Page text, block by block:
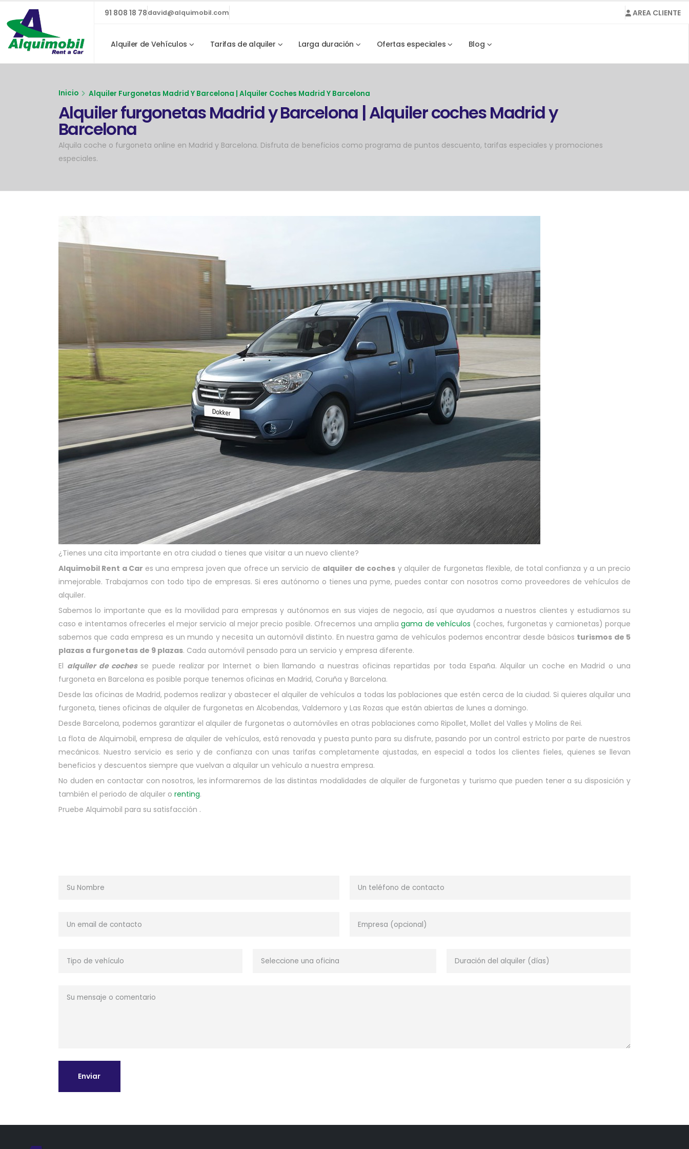
91 808 18 78david@alquimobil.com AREA CLIENTE
Alquiler de Vehículos Tarifas de alquiler Larga duración Ofertas especiales Blog
Inicio Alquiler Furgonetas Madrid Y Barcelona | Alquiler Coches Madrid Y Barcelona
Alquiler furgonetas Madrid y Barcelona | Alquiler coches Madrid y
Barcelona
Alquila coche o furgoneta online en Madrid y Barcelona. Disfruta de beneficios como programa de puntos descuento, tarifas especiales y promociones
especiales.
¿Tienes una cita importante en otra ciudad o tienes que visitar a un nuevo cliente?
Alquimobil Rent a Car es una empresa joven que ofrece un servicio de alquiler de coches y alquiler de furgonetas flexible, de total confianza y a un precio
inmejorable. Trabajamos con todo tipo de empresas. Si eres autónomo o tienes una pyme, puedes contar con nosotros como proveedores de vehículos de
alquiler.
Sabemos lo importante que es la movilidad para empresas y autónomos en sus viajes de negocio, así que ayudamos a nuestros clientes y estudiamos su
caso e intentamos ofrecerles el mejor servicio al mejor precio posible. Ofrecemos una ampliagama de vehículos (coches, furgonetas y camionetas) porque
sabemos que cada empresa es un mundo y necesita un automóvil distinto. En nuestra gama de vehículos podemos encontrar desde básicos turismos de 5
plazas a furgonetas de 9 plazas. Cada automóvil pensado para un servicio y empresa diferente.
El alquiler de coches se puede realizar por Internet o bien llamando a nuestras oficinas repartidas por toda España. Alquilar un coche en Madrid o una
furgoneta en Barcelona es posible porque tenemos oficinas en Madrid, Coruña y Barcelona.
Desde las oficinas de Madrid, podemos realizar y abastecer el alquiler de vehículos a todas las poblaciones que estén cerca de la ciudad. Si quieres alquilar una
furgoneta, tienes oficinas de alquiler de furgonetas en Alcobendas, Valdemoro y Las Rozas que están abiertas de lunes a domingo.
Desde Barcelona, podemos garantizar el alquiler de furgonetas o automóviles en otras poblaciones como Ripollet, Mollet del Valles y Molins de Rei.
La flota de Alquimobil, empresa de alquiler de vehículos, está renovada y puesta punto para su disfrute, pasando por un control estricto por parte de nuestros
mecánicos. Nuestro servicio es serio y de confianza con unas tarifas completamente ajustadas, en especial a todos los clientes fieles, quienes se llevan
beneficios y descuentos siempre que vuelvan a alquilar un vehículo a nuestra empresa.
No duden en contactar con nosotros, les informaremos de las distintas modalidades de alquiler de furgonetas y turismo que pueden tener a su disposición y
también el periodo de alquiler o renting.
Pruebe Alquimobil para su satisfacción .
Enviar